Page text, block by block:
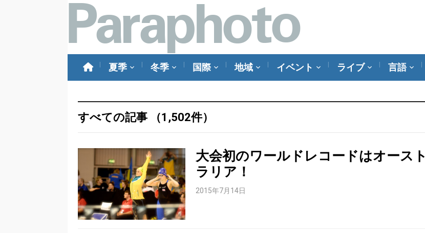
夏季 冬季 国際 地域 イベント ライブ 言語
すべての記事 （1,502件）
大会初のワールドレコードはオースト
ラリア！
2015年7月14日